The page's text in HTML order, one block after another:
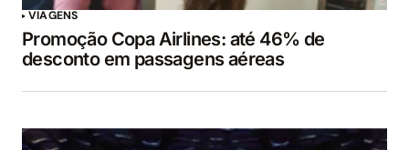
VIAGENS
Promoção Copa Airlines: até 46% de
desconto em passagens aéreas